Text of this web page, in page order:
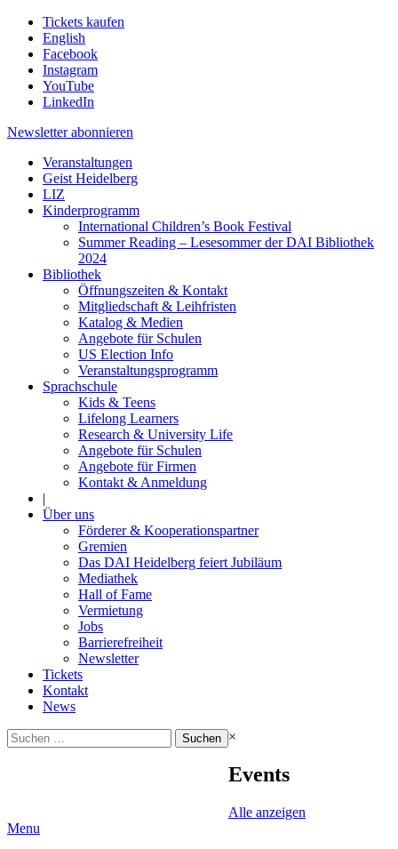
Tickets kaufen
English
Facebook
Instagram
YouTube
LinkedIn
Newsletter abonnieren
Veranstaltungen
Geist Heidelberg
LIZ
Kinderprogramm
International Children’s Book Festival
Summer Reading – Lesesommer der DAI Bibliothek
2024
Bibliothek
Öffnungszeiten & Kontakt
Mitgliedschaft & Leihfristen
Katalog & Medien
Angebote für Schulen
US Election Info
Veranstaltungsprogramm
Sprachschule
Kids & Teens
Lifelong Learners
Research & University Life
Angebote für Schulen
Angebote für Firmen
Kontakt & Anmeldung
|
Über uns
Förderer & Kooperationspartner
Gremien
Das DAI Heidelberg feiert Jubiläum
Mediathek
Hall of Fame
Vermietung
Jobs
Barrierefreiheit
Newsletter
Tickets
Kontakt
News
Suchen
nach:
×
Events
Alle anzeigen
Menu